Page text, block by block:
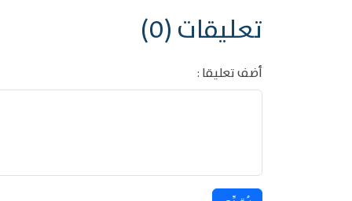
تعليقات (0)
أضف تعليقا :